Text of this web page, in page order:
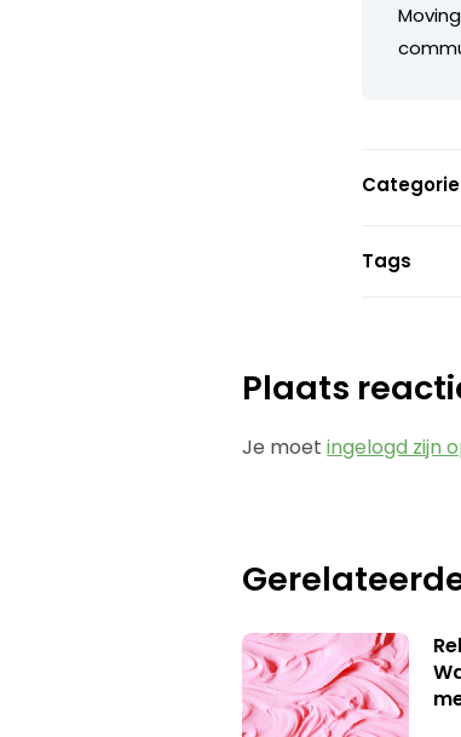
Categorie
Tags
Plaats
Je moetingelogd zijn